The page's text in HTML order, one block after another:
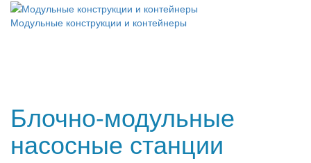
Модульные конструкции и контейнеры
Блочно-модульные
насосные станции